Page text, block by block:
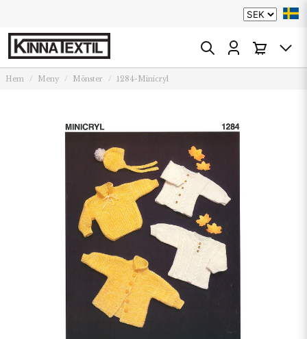
Hem Meny Mönster 1284-Minicryl